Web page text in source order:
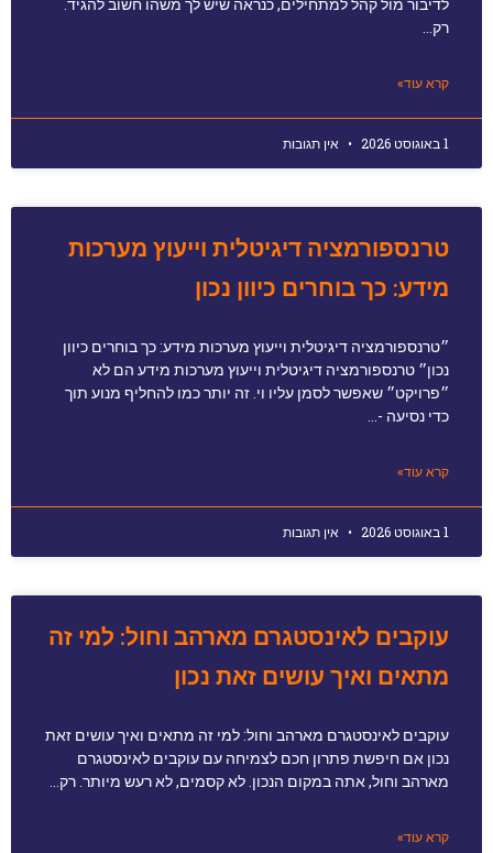
לדיבור מול קהל למתחילים, כנראה שיש לך משהו חשוב להגיד.
רק…
קרא עוד»
1 באוגוסט 2026 אין תגובות
טרנספורמציה דיגיטלית וייעוץ מערכות
מידע: כך בוחרים כיוון נכון
״טרנספורמציה דיגיטלית וייעוץ מערכות מידע: כך בוחרים כיוון
נכון״ טרנספורמציה דיגיטלית וייעוץ מערכות מידע הם לא
״פרויקט״ שאפשר לסמן עליו וי. זה יותר כמו להחליף מנוע תוך
כדי נסיעה -…
קרא עוד»
1 באוגוסט 2026 אין תגובות
עוקבים לאינסטגרם מארהב וחול: למי זה
מתאים ואיך עושים זאת נכון
עוקבים לאינסטגרם מארהב וחול: למי זה מתאים ואיך עושים זאת
נכון אם חיפשת פתרון חכם לצמיחה עם עוקבים לאינסטגרם
מארהב וחול, אתה במקום הנכון. לא קסמים, לא רעש מיותר. רק…
קרא עוד»